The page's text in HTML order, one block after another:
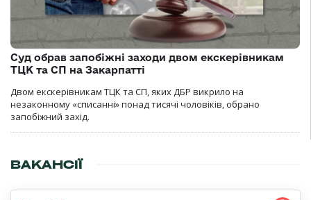
Суд обрав запобіжні заходи двом екскерівникам
ТЦК та СП на Закарпатті
Двом екскерівникам ТЦК та СП, яких ДБР викрило на
незаконному «списанні» понад тисячі чоловіків, обрано
запобіжний захід.
ВАКАНСІЇ